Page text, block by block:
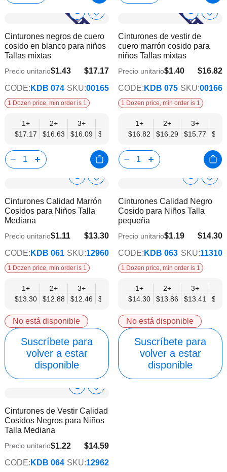
Show
Info
Añadir
la
lista
deseos
Cinturones negros de cuero
cosido en blanco para niños
Tallas mixtas
$17.17
$13.95
Precio unitario$1.43
CODE: KDB 074 SKU:00165
1 Dozen price, min order is 1
1+
$17.17
2+
$16.63
3+
$16.09
$15.56
6+
$15.02
9+
$14.49
12+
$13.95
Show
Info
lista
Cinturones de vestir de
cuero marrón cosido para
niños Tallas mixtas
$16.82
$13.66
Precio unitario$1.40
CODE: KDB 075 SKU:00166
1 Dozen price, min order is 1
1+
$16.82
2+
$16.29
3+
$15.77
Show
Info
Añadir
la
deseos
Cinturones Calidad Marrón
Cosidos para Niños Talla
Mediana
$13.30
$10.80
Precio unitario$1.11
CODE: KDB 061 SKU:12960
1 Dozen price, min order is 1
1+
$13.30
2+
$12.88
3+
$12.46
$12.05
6+
$11.63
9+
$11.22
12+
$10.80
No está disponible
Suscríbete para
volver a estar
disponible
Show
Info la
Cinturones Calidad Negro
Cosido para Niños Talla
pequeña
$14.30
$11.62
Precio unitario$1.19
CODE: KDB 063 SKU:11310
1 Dozen price, min order is 1
1+
$14.30
2+
$13.86
3+
$13.41
No está disponible
Suscríbete para
volver a estar
disponible
Show
Info
Añadir
la
lista
deseos
Cinturones de Vestir Calidad
Cosidos Negros para Niños
Talla Mediana
$14.59
$11.86
Precio unitario$1.22
CODE: KDB 064 SKU:12962